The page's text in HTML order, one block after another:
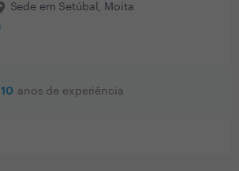
Sede em Setúbal, Moita
10 anos de experiência